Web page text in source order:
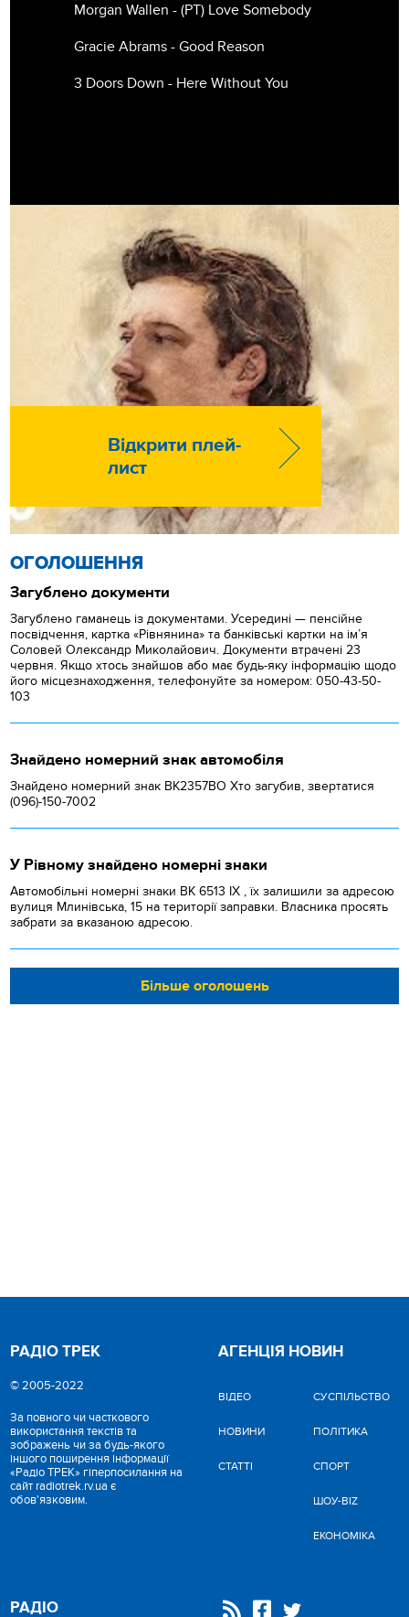
Morgan Wallen - (РТ) Love Somebody
Gracie Abrams - Good Reason
3 Doors Down - Here Without You
Відкрити плей-
лист
ОГОЛОШЕННЯ
Загублено документи
Загублено гаманець із документами. Усередині — пенсійне
посвідчення, картка «Рівнянина» та банківські картки на ім’я
Соловей Олександр Миколайович. Документи втрачені 23
червня. Якщо хтось знайшов або має будь-яку інформацію щодо
його місцезнаходження, телефонуйте за номером: 050-43-50-
103
Знайдено номерний знак автомобіля
Знайдено номерний знак ВК2357ВО Хто загубив, звертатися
(096)-150-7002
У Рівному знайдено номерні знаки
Автомобільні номерні знаки BK 6513 IX , їх залишили за адресою
вулиця Млинівська, 15 на території заправки. Власника просять
забрати за вказаною адресою.
Більше оголошень
РАДІО ТРЕК
© 2005-2022
За повного чи часткового
використання текстів та
зображень чи за будь-якого
іншого поширення інформації
«Радіо ТРЕК» гіперпосилання на
сайт radiotrek.rv.ua є
обов'язковим.
АГЕНЦІЯ НОВИН
ВІДЕО
НОВИНИ
СТАТТІ
CУСПІЛЬСТВО
ПОЛІТИКА
СПОРТ
ШОУ-BIZ
ЕКОНОМІКА
РАДІО